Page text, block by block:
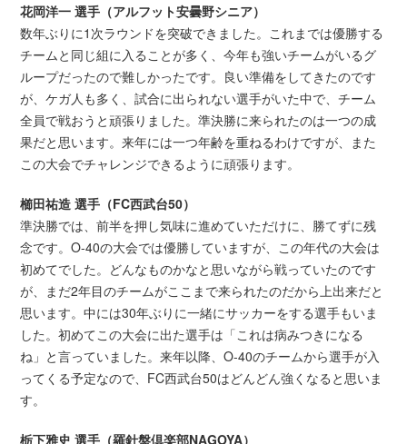
花岡洋一 選手（アルフット安曇野シニア）
数年ぶりに1次ラウンドを突破できました。これまでは優勝する
チームと同じ組に入ることが多く、今年も強いチームがいるグ
ループだったので難しかったです。良い準備をしてきたのです
が、ケガ人も多く、試合に出られない選手がいた中で、チーム
全員で戦おうと頑張りました。準決勝に来られたのは一つの成
果だと思います。来年には一つ年齢を重ねるわけですが、また
この大会でチャレンジできるように頑張ります。
櫛田祐造 選手（FC西武台50）
準決勝では、前半を押し気味に進めていただけに、勝てずに残
念です。O-40の大会では優勝していますが、この年代の大会は
初めてでした。どんなものかなと思いながら戦っていたのです
が、まだ2年目のチームがここまで来られたのだから上出来だと
思います。中には30年ぶりに一緒にサッカーをする選手もいま
した。初めてこの大会に出た選手は「これは病みつきになる
ね」と言っていました。来年以降、O-40のチームから選手が入
ってくる予定なので、FC西武台50はどんどん強くなると思いま
す。
栃下雅史 選手（羅針盤倶楽部NAGOYA）